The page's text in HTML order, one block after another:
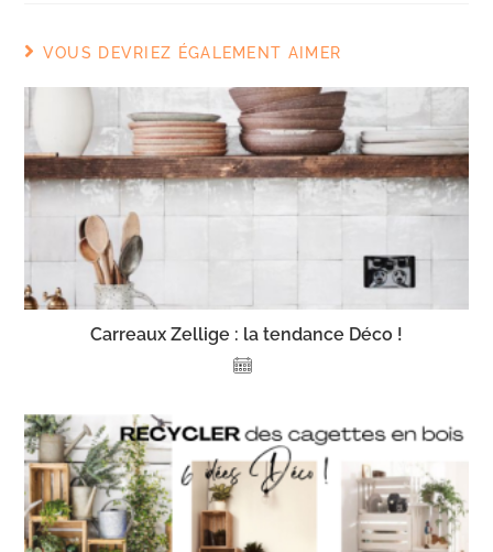
VOUS DEVRIEZ ÉGALEMENT AIMER
Carreaux Zellige : la tendance Déco !